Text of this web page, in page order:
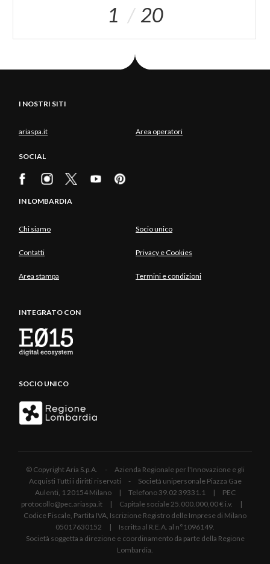
1 20
I NOSTRI SITI
ariaspa.it Area operatori
SOCIAL
IN LOMBARDIA
Chi siamo Socio unico
Contatti Privacy e Cookies
Area stampa Termini e condizioni
INTEGRATO CON
SOCIO UNICO
© Copyright Aria S.p.A. - Azienda Regionale per l'Innovazione e gli
Acquisti Tutti i diritti riservati - Società unipersonale Piazza Gae
Aulenti, 1 20154 Milano | Telefono 39.02 39331.1 | PEC
protocollo@pec.ariaspa.it | Capitale sociale 25.000.000,00 € i.v. |
Codice Fiscale, Partita IVA, Iscrizione Registro delle Imprese di Milano
05017630152 | Iscritta al R.E.A. al n°1096149.
Società soggetta a direzione e coordinamento da parte della Regione
Lombardia.